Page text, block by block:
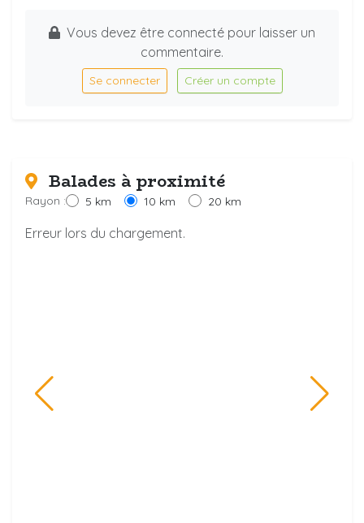
Vous devez être connecté pour laisser un
commentaire.
Se connecter Créer un compte
Balades à proximité
Rayon : 5 km 10 km 20 km
Erreur lors du chargement.